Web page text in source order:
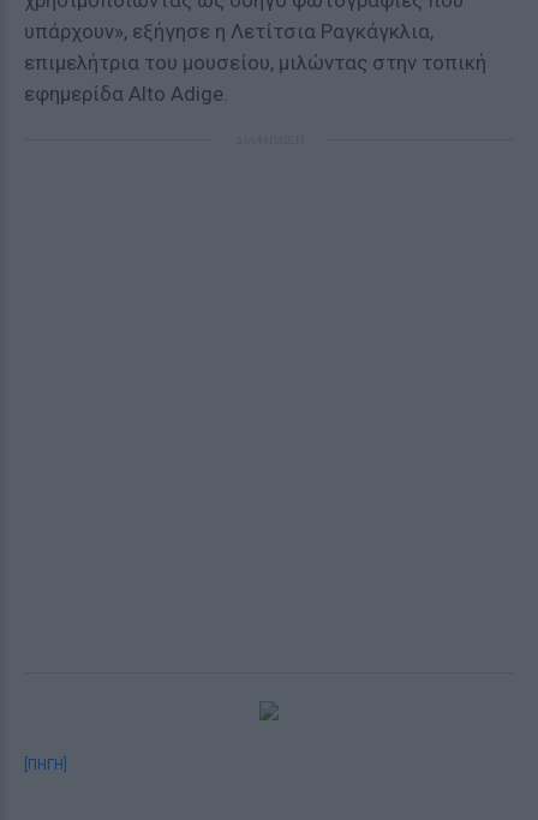
υπάρχουν», εξήγησε η Λετίτσια Ραγκάγκλια,
επιμελήτρια του μουσείου, μιλώντας στην τοπική
εφημερίδα Alto Adige.
[ΠΗΓΗ]